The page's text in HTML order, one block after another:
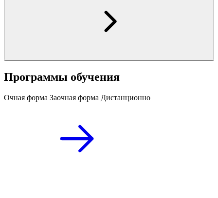
Программы обучения
Очная форма Заочная форма Дистанционно